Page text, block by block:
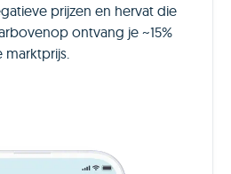
prijzen en hervat die
ontvang je ~15%